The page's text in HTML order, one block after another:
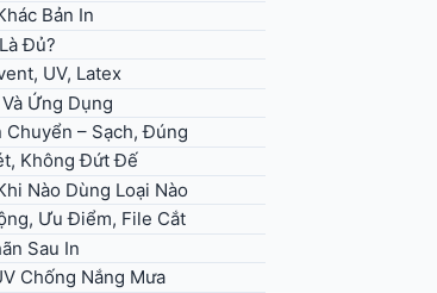
Bản In
Đủ?
UV, Latex
Ứng Dụng
Chuyển – Sạch, Đúng
Không Đứt Đế
Nào Dùng Loại Nào
Ưu Điểm, File Cắt
Sau In
Chống Nắng Mưa